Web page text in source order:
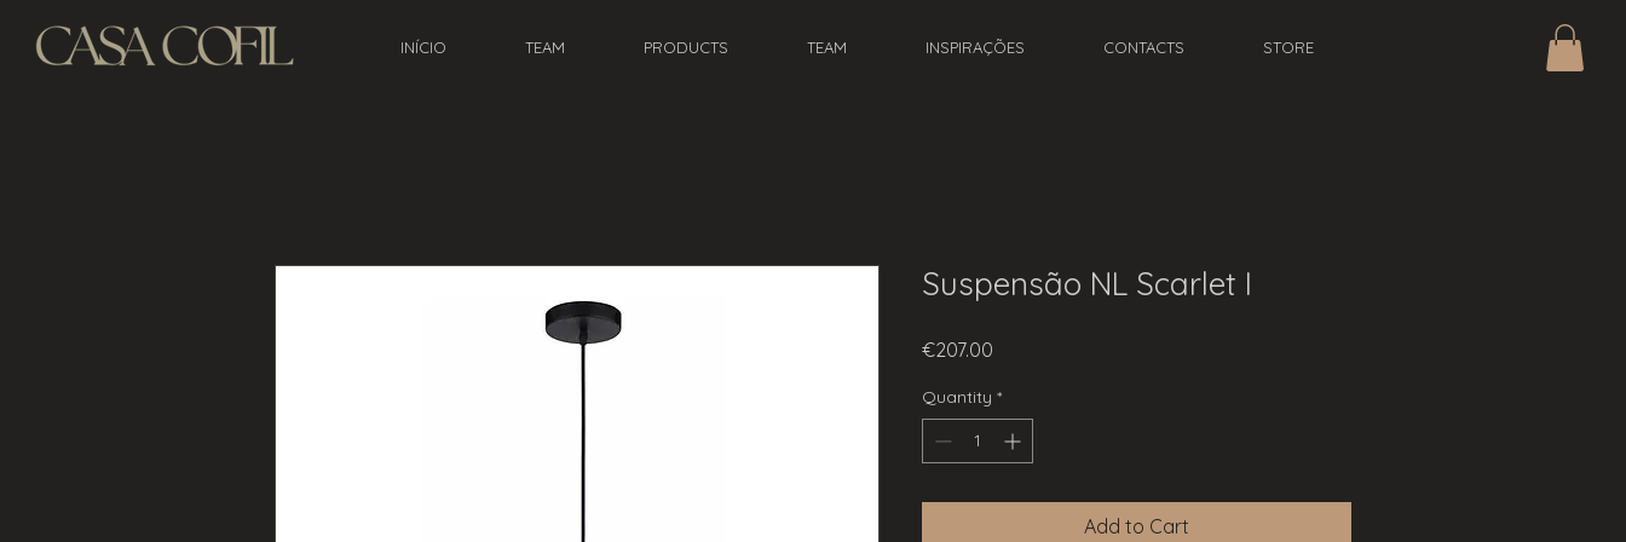
INÍCIO TEAM PRODUCTS TEAM INSPIRAÇÕES CONTACTS STORE
Suspensão NL Scarlet I
€207.00
Quantity *
Add to Cart